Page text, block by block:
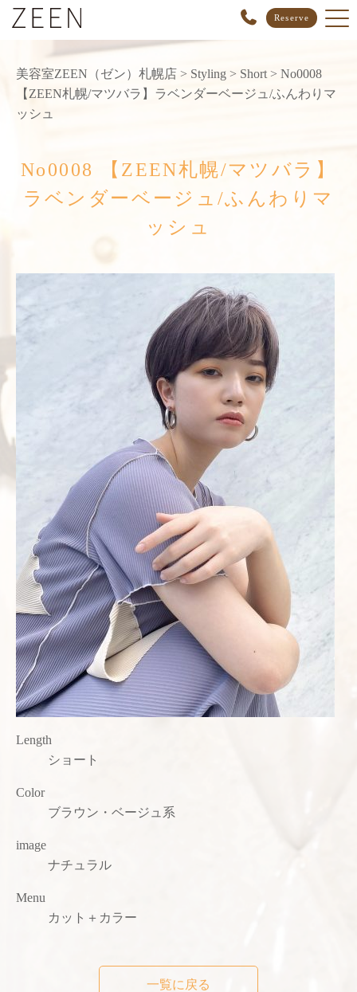
Reserve
美容室ZEEN（ゼン）札幌店 > Styling > Short > No0008
【ZEEN札幌/マツバラ】ラベンダーベージュ/ふんわりマ
ッシュ
No0008 【ZEEN札幌/マツバラ】
ラベンダーベージュ/ふんわりマ
ッシュ
Length
ショート
Color
ブラウン・ベージュ系
image
ナチュラル
Menu
カット＋カラー
一覧に戻る